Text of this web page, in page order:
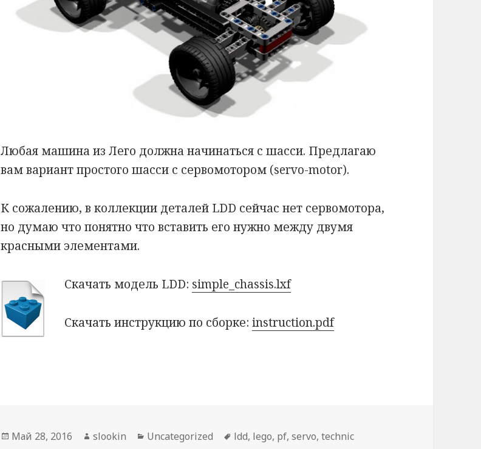
Любая машина из Лего должна начинаться с шасси. Предлагаю
вам вариант простого шасси с сервомотором (servo-motor).
К сожалению, в коллекции деталей LDD сейчас нет сервомотора,
но думаю что понятно что вставить его нужно между двумя
красными элементами.
Скачать модель LDD: simple_chassis.lxf
Скачать инструкцию по сборке:instruction.pdf
Опубликовано
Май 28, 2016 Автор
slookin Рубрики
Uncategorized Метки
ldd, lego, pf,servo,technic